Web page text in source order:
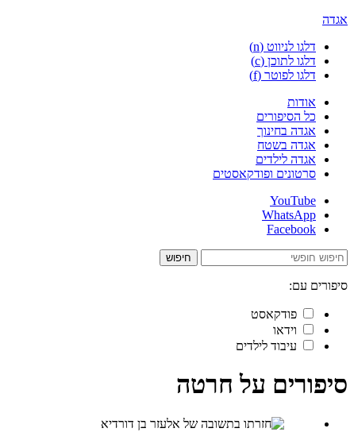
אגדה
דלגו לניווט (n)
דלגו לתוכן (c)
דלגו לפוטר (f)
אודות
כל הסיפורים
אגדה בחינוך
אגדה בשטח
אגדה לילדים
סרטונים ופודקאסטים
YouTube
WhatsApp
Facebook
חיפוש
סיפורים עם:
פודקאסט
וידאו
עיבוד לילדים
סיפורים על חרטה